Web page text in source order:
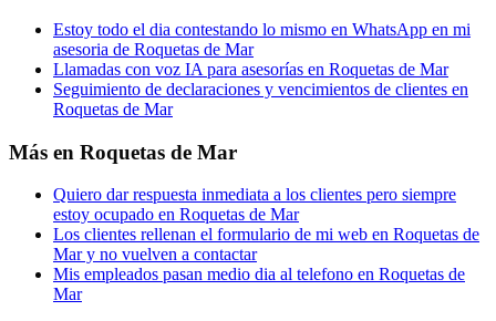
Estoy todo el dia contestando lo mismo en WhatsApp en mi
asesoria de Roquetas de Mar
Llamadas con voz IA para asesorías en Roquetas de Mar
Seguimiento de declaraciones y vencimientos de clientes en
Roquetas de Mar
Más en Roquetas de Mar
Quiero dar respuesta inmediata a los clientes pero siempre
estoy ocupado en Roquetas de Mar
Los clientes rellenan el formulario de mi web en Roquetas de
Mar y no vuelven a contactar
Mis empleados pasan medio dia al telefono en Roquetas de
Mar